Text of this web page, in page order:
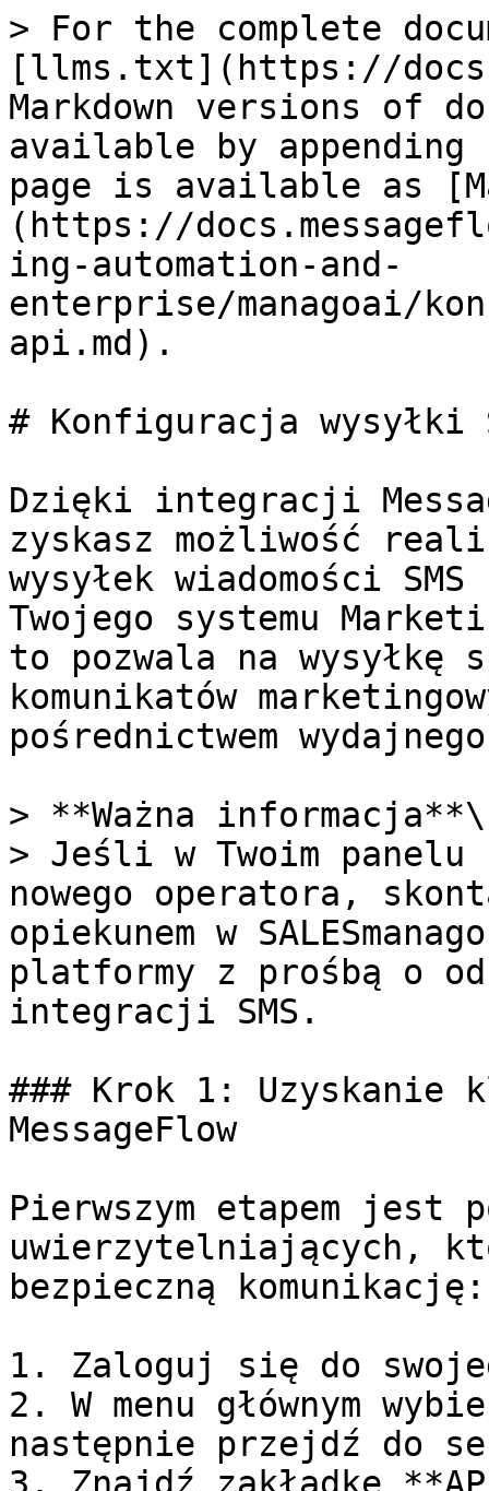
> For the complete
[llms.txt](https://
Markdown versions of
available by
page is available as
(https://
ing-automation-and-
enterprise/managoai/
api.md).
# Konfiguracja wysyłki
Dzięki integracji
zyskasz możliwość
wysyłek wiadomości
Twojego systemu
to pozwala na wysyłkę
komunikatów
pośrednictwem
> **Ważna informacja**\
> Jeśli w Twoim panelu
nowego operatora,
opiekunem w
platformy z prośbą o
integracji SMS.
### Krok 1: Uzyskanie
MessageFlow
Pierwszym etapem jest
uwierzytelniających,
bezpieczną komunikację:
1. Zaloguj się do
2. W menu głównym
następnie przejdź do